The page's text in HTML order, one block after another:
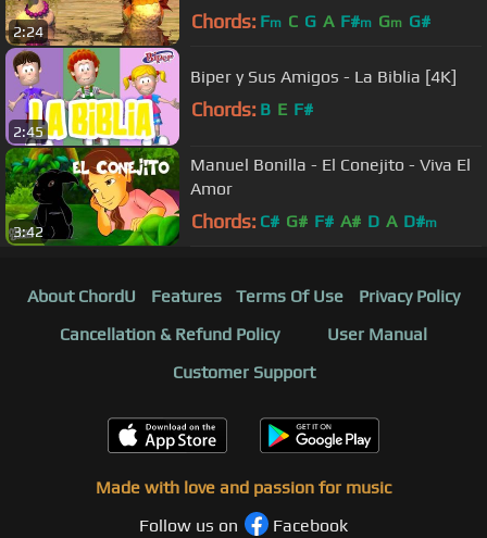
2:24 Chords: Fm C G A F#m Gm G#
2:45
Biper y Sus Amigos - La Biblia [4K]
Chords: B E F#
3:42
Manuel Bonilla - El Conejito - Viva El
Amor
Chords: C# G# F# A# D A D#m
About ChordU Features Terms Of Use
Privacy Policy
Cancellation & Refund Policy
User Manual
Customer Support
Made with love and passion for music
Follow us on
Facebook